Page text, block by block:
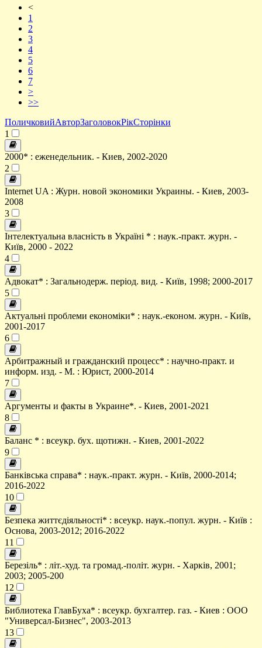
<
1
2
3
4
5
6
7
>
>>
ПоличковийАвторЗаголовокРікСторінки
1
2000* : еженедельник. - Киев, 2002-2020
2
Internet UA : Журн. новой экономики Украины. - Киев, 2003-
2008
3
Інтелектуальна власність в Україні * : наук.-практ. журн. -
Київ, 2000 - 2022
4
Адвокат* : Загальнодерж. період. вид. - Київ, 1998; 2000-2017
5
Актуальні проблеми економіки* : наук.-економ. журн. - Київ,
2001-2017
6
Арбитражный и гражданский процесс* : научно-практ. и
информ. изд. - М. : Юрист, 2000-2014
7
Аргументы и факты в Украине*. - Киев, 2001-2021
8
Баланс * : всеукр. бух. щотижн. - Киев, 2001-2022
9
Банківська справа* : наук.-практ. журн. - Київ, 2000-2014;
2016-2022
10
Безпека життєдіяльності* : всеукр. наук.-попул. журн. - Київ :
Основа, 2003-2012; 2016-2022
11
Березіль* : літ.-худ. та громад.-політ. журн. - Харків, 2001;
2003; 2005-200
12
Библиотека ГлавБуха* : всеукр. бухгалтер. газ. - Киев : ООО
"Универсал-Бизнес", 2003-2013
13